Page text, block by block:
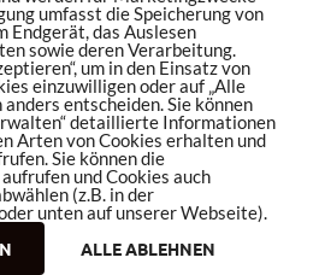
umfasst die Speicherung von
Endgerät, das Auslesen
sowie deren Verarbeitung.
um in den Einsatz von
einzuwilligen oder auf „Alle
anders entscheiden. Sie können
detaillierte Informationen
Arten von Cookies erhalten und
Sie können die
und Cookies auch
(z.B. in der
unten auf unserer Webseite).
ALLE ABLEHNEN